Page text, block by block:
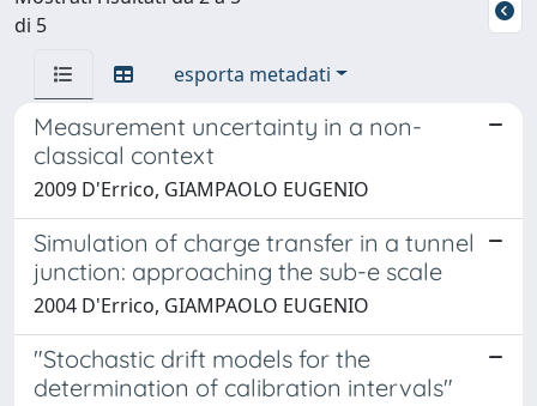
di 5
esporta metadati
Measurement uncertainty in a non-
classical context
2009 D'Errico, GIAMPAOLO EUGENIO
Simulation of charge transfer in a tunnel
junction: approaching the sub-e scale
2004 D'Errico, GIAMPAOLO EUGENIO
"Stochastic drift models for the
determination of calibration intervals"